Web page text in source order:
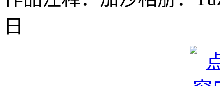
日